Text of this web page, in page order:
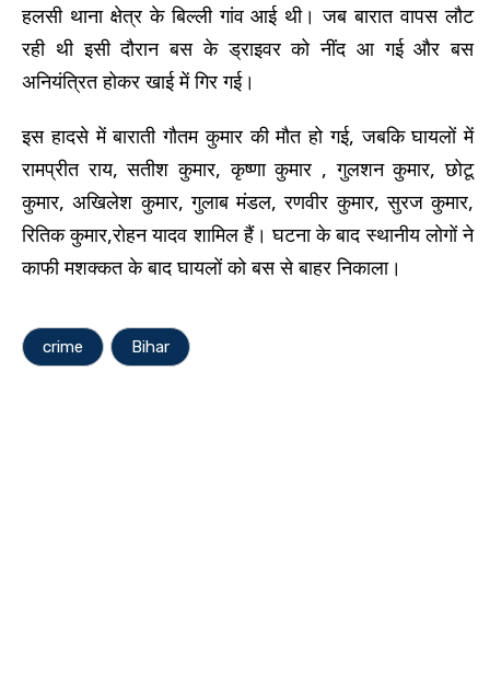
हलसी थाना क्षेत्र के बिल्ली गांव आई थी। जब बारात वापस लौट
रही थी इसी दौरान बस के ड्राइवर को नींद आ गई और बस
अनियंत्रित होकर खाई में गिर गई।
इस हादसे में बाराती गौतम कुमार की मौत हो गई, जबकि घायलों में
रामप्रीत राय, सतीश कुमार, कृष्णा कुमार , गुलशन कुमार, छोटू
कुमार, अखिलेश कुमार, गुलाब मंडल, रणवीर कुमार, सुरज कुमार,
रितिक कुमार,रोहन यादव शामिल हैं। घटना के बाद स्थानीय लोगों ने
काफी मशक्कत के बाद घायलों को बस से बाहर निकाला।
crime Bihar